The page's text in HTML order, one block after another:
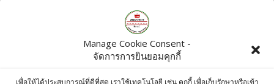
Manage Cookie Consent -
จัดการการยินยอมคุกกี้
เพื่อให้ได้ประสบการณ์ที่ดีที่สุด เราใช้เทคโนโลยี เช่น คุกกี้ เพื่อเก็บรักษาหรือเข้า
Products
Raitip Peanut Bean 500g
฿60.00